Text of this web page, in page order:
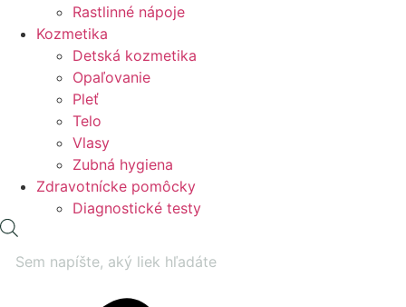
Rastlinné nápoje
Kozmetika
Detská kozmetika
Opaľovanie
Pleť
Telo
Vlasy
Zubná hygiena
Zdravotnícke pomôcky
Diagnostické testy
search